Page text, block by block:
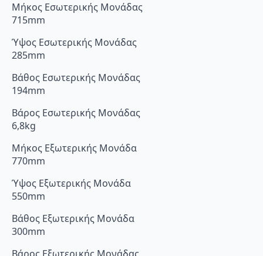
Μήκος Εσωτερικής Μονάδας
715mm
Ύψος Εσωτερικής Μονάδας
285mm
Βάθος Εσωτερικής Μονάδας
194mm
Βάρος Εσωτερικής Μονάδας
6,8kg
Μήκος Εξωτερικής Μονάδα
770mm
Ύψος Εξωτερικής Μονάδα
550mm
Βάθος Εξωτερικής Μονάδα
300mm